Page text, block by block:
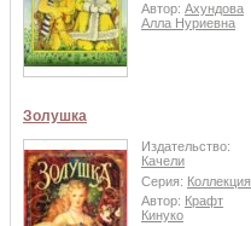
Автор: Ахундова
Алла Нуриевна
Золушка
Издательство:
Качели
Серия: Коллекция
Автор: Крафт
Кинуко